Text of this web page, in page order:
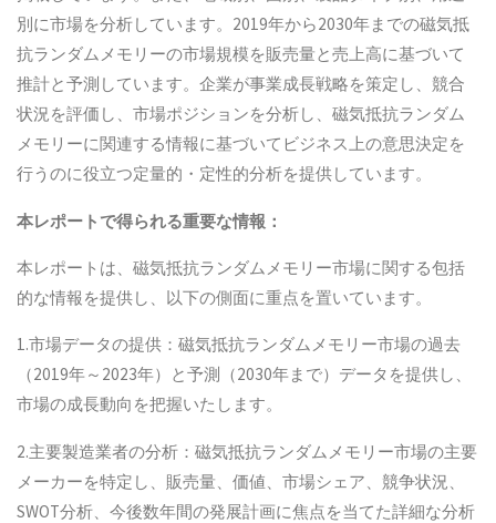
別に市場を分析しています。2019年から2030年までの磁気抵
抗ランダムメモリーの市場規模を販売量と売上高に基づいて
推計と予測しています。企業が事業成長戦略を策定し、競合
状況を評価し、市場ポジションを分析し、磁気抵抗ランダム
メモリーに関連する情報に基づいてビジネス上の意思決定を
行うのに役立つ定量的・定性的分析を提供しています。
本レポートで得られる重要な情報：
本レポートは、磁気抵抗ランダムメモリー市場に関する包括
的な情報を提供し、以下の側面に重点を置いています。
1.市場データの提供：磁気抵抗ランダムメモリー市場の過去
（2019年～2023年）と予測（2030年まで）データを提供し、
市場の成長動向を把握いたします。
2.主要製造業者の分析：磁気抵抗ランダムメモリー市場の主要
メーカーを特定し、販売量、価値、市場シェア、競争状況、
SWOT分析、今後数年間の発展計画に焦点を当てた詳細な分析